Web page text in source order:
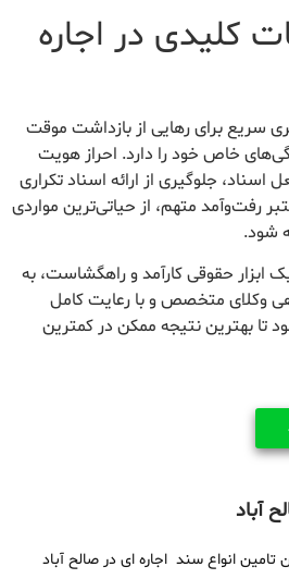
کلیدی در اجاره
سریع برای رهایی از بازداشت موقت
خاص خود را دارد. احراز هویت
جلوگیری از ارائه اسناد تکراری
رفت‌وآمد متهم، از حیاتی‌ترین مواردی
شود.
ابزار حقوقی کارآمد و راهگشاست، به
وکلای متخصص و با رعایت کامل
تا بهترین نتیجه ممکن در کمترین
آباد
انواع سند اجاره ای در صالح آباد